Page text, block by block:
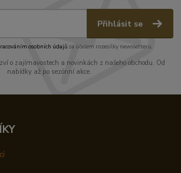
Přihlásit se
osobních údajůza účelem rozesílky newsletteru.
o zajímavostech a novinkách z našeho obchodu. Od
nabídky až po sezónní akce.